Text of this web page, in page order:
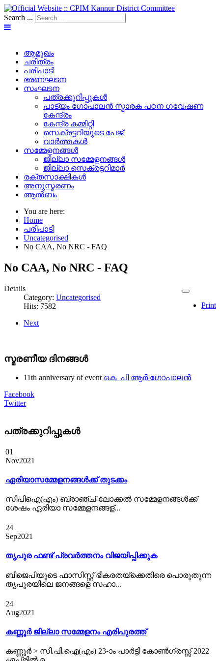
Search ...
ആമുഖം
ചരിത്രം
പരിപാടി
ഭരണഘടന
സംഘടന
പത്രക്കുറിപ്പുകള്‍
പാട്യം ഗോപാലൻ സ്മാരക പഠന ഗവേഷണ
കേന്ദ്രം
കേന്ദ്ര കമ്മിറ്റി
സെക്രട്ടറിയുടെ പേജ്‌
വാർത്തകൾ
സമ്മേളനങ്ങൾ
ജില്ലാ സമ്മേളനങ്ങൾ
ജില്ലാ സെക്രട്ടറിമാർ
രക്തസാക്ഷികൾ
അനുസ്മരണം
ആൽബം
You are here:
Home
പരിപാടി
Uncategorised
No CAA, No NRC - FAQ
No CAA, No NRC - FAQ
Print
Details
Category: Uncategorised
Hits: 7582
Next
സ്മരണീയ ദിനങ്ങൾ
11th anniversary of event കെ പി ആർ ഗോപാലൻ
Facebook
Twitter
പത്രക്കുറിപ്പുകള്‍
01
Nov2021
ഏരിയാസമ്മേളനങ്ങൾക്ക് തുടക്കം
സിപിഐ(എം) ബ്രാഞ്ച്-ലോക്കല്‍ സമ്മേളനങ്ങള്‍ക്ക്
ശേഷം ഏരിയാ സമ്മേളനങ്ങള്...
24
Sep2021
തൃപുര ഫണ്ട് പ്രവര്‍ത്തനം വിജയിപ്പിക്കുക
ബിജെപിയുടെ ഫാസിസ്റ്റ് ഭീകരതയ്ക്കെതിരെ പൊരുതുന്ന
തൃപുരയിലെ ജനങ്ങളെ സഹാ...
24
Aug2021
കണ്ണൂർ ജില്ലാ സമ്മേളനം എരിപുരത്ത്‌
കണ്ണൂര്‍ > സി.പി.ഐ(എം) 23-ാം പാര്‍ട്ടി കോണ്‍ഗ്രസ്സ് 2022